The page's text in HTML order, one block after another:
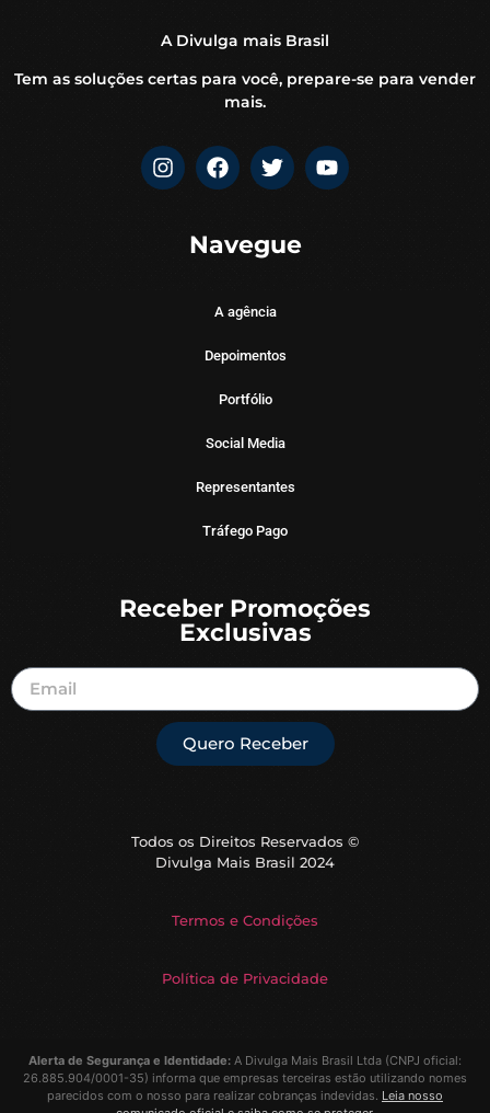
A Divulga mais Brasil
Tem as soluções certas para você, prepare-se para vender
mais.
Navegue
A agência
Depoimentos
Portfólio
Social Media
Representantes
Tráfego Pago
Receber Promoções
Exclusivas
Quero Receber
Todos os Direitos Reservados ©
Divulga Mais Brasil 2024
Termos e Condições
Política de Privacidade
Alerta de Segurança e Identidade: A Divulga Mais Brasil Ltda (CNPJ oficial:
26.885.904/0001-35) informa que empresas terceiras estão utilizando nomes
parecidos com o nosso para realizar cobranças indevidas. Leia nosso